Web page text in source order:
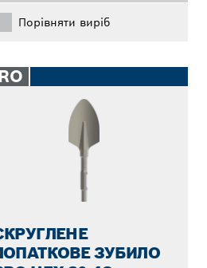
Порівняти виріб
ЗУБИЛО